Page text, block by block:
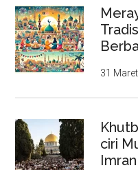
31
ciri
Imran